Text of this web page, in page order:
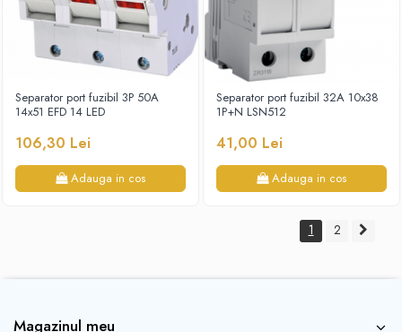
Separator port fuzibil 3P 50A
14x51 EFD 14 LED
106,30 Lei
Adauga in cos
Separator port fuzibil 32A 10x38
1P+N LSN512
41,00 Lei
Adauga in cos
1 2
Magazinul meu